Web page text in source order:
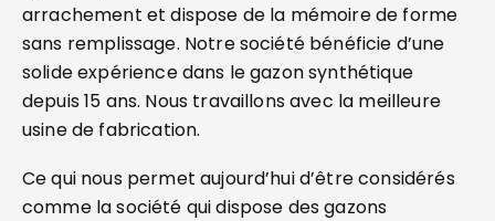
arrachement et dispose de la mémoire de forme
sans remplissage. Notre société bénéficie d’une
solide expérience dans le gazon synthétique
depuis 15 ans. Nous travaillons avec la meilleure
usine de fabrication.
Ce qui nous permet aujourd’hui d’être considérés
comme la société qui dispose des gazons